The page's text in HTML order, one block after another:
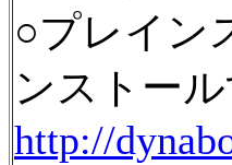
○プレイン
ンストー
http://